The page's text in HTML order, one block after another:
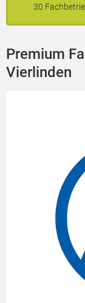
30
Premium
Vierlinden